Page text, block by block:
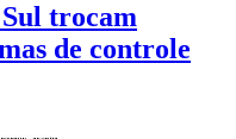
trocam
de controle